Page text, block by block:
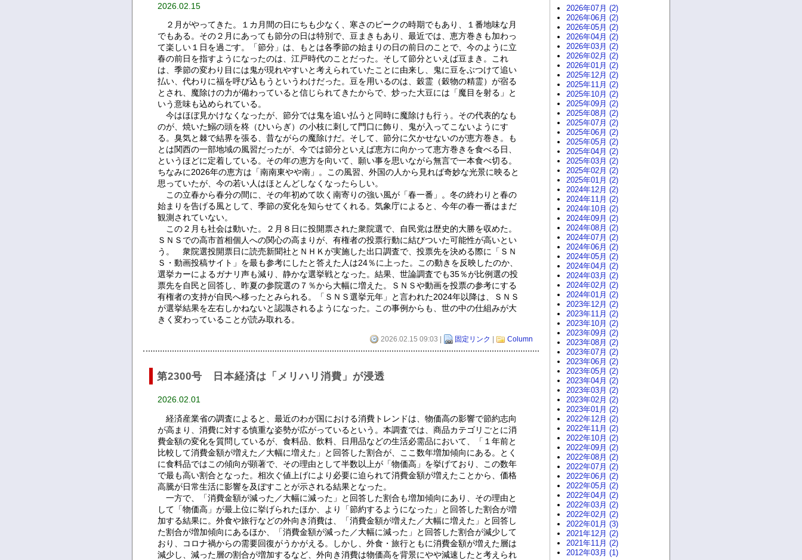
2026.02.15
２月がやってきた。１カ月間の日にちも少なく、寒さのピークの時期でもあり、１番地味な月
でもある。その２月にあっても節分の日は特別で、豆まきもあり、最近では、恵方巻きも加わっ
て楽しい１日を過ごす。「節分」は、もとは各季節の始まりの日の前日のことで、今のように立
春の前日を指すようになったのは、江戸時代のことだった。そして節分といえば豆まき。これ
は、季節の変わり目には鬼が現れやすいと考えられていたことに由来し、鬼に豆をぶつけて追い
払い、代わりに福を呼び込もうというわけだった。豆を用いるのは、穀霊（穀物の精霊）が宿る
とされ、魔除けの力が備わっていると信じられてきたからで、炒った大豆には「魔目を射る」と
いう意味も込められている。
今はほぼ見かけなくなったが、節分では鬼を追い払うと同時に魔除けも行ぅ。その代表的なも
のが、焼いた鰯の頭を柊（ひいらぎ）の小枝に刺して門口に飾り、鬼が入ってこないようにす
る。臭気と棘で結界を張る、昔ながらの魔除けだ。そして、節分に欠かせないのが恵方巻き。も
とは関西の一部地域の風習だったが、今では節分といえば恵方に向かって恵方巻きを食べる日、
というほどに定着している。その年の恵方を向いて、願い事を思いながら無言で一本食べ切る。
ちなみに2026年の恵方は「南南東やや南」。この風習、外国の人から見れば奇妙な光景に映ると
思っていたが、今の若い人はほとんどしなくなったらしい。
この立春から春分の間に、その年初めて吹く南寄りの強い風が「春一番」。冬の終わりと春の
始まりを告げる風として、季節の変化を知らせてくれる。気象庁によると、今年の春一番はまだ
観測されていない。
この２月も社会は動いた。２月８日に投開票された衆院選で、自民党は歴史的大勝を収めた。
ＳＮＳでの高市首相個人への関心の高まりが、有権者の投票行動に結びついた可能性が高いとい
う。 衆院選投開票日に読売新聞社とＮＨＫが実施した出口調査で、投票先を決める際に「ＳＮ
Ｓ・動画投稿サイト」を最も参考にしたと答えた人は24％に上った。この動きを反映したのか、
選挙カーによるガナリ声も減り、静かな選挙戦となった。結果、世論調査でも35％が比例選の投
票先を自民と回答し、昨夏の参院選の７％から大幅に増えた。ＳＮＳや動画を投票の参考にする
有権者の支持が自民へ移ったとみられる。「ＳＮＳ選挙元年」と言われた2024年以降は、ＳＮＳ
が選挙結果を左右しかねないと認識されるようになった。この事例からも、世の中の仕組みが大
きく変わっていることが読み取れる。
2026.02.15 09:03 | 固定リンク | Column
第2300号 日本経済は「メリハリ消費」が浸透
2026.02.01
経済産業省の調査によると、最近のわが国における消費トレンドは、物価高の影響で節約志向
が高まり、消費に対する慎重な姿勢が広がっているという。本調査では、商品カテゴリごとに消
費金額の変化を質問しているが、食料品、飲料、日用品などの生活必需品において、「１年前と
比較して消費金額が増えた／大幅に増えた」と回答した割合が、ここ数年増加傾向にある。とく
に食料品ではこの傾向が顕著で、その理由として半数以上が「物価高」を挙げており、この数年
で最も高い割合となった。相次ぐ値上げにより必要に迫られて消費金額が増えたことから、価格
高騰が日常生活に影響を及ぼすことが示される結果となった。
一方で、「消費金額が減った／大幅に減った」と回答した割合も増加傾向にあり、その理由と
して「物価高」が最上位に挙げられたほか、より「節約するようになった」と回答した割合が増
加する結果に。外食や旅行などの外向き消費は、「消費金額が増えた／大幅に増えた」と回答し
た割合が増加傾向にあるほか、「消費金額が減った／大幅に減った」と回答した割合が減少して
おり、コロナ禍からの需要回復がうかがえる。しかし、外食・旅行ともに消費金額が増えた層は
減少し、減った層の割合が増加するなど、外向き消費は物価高を背景にやや減速したと考えられ
2026年07月 (2)
2026年06月 (2)
2026年05月 (2)
2026年04月 (2)
2026年03月 (2)
2026年02月 (2)
2026年01月 (2)
2025年12月 (2)
2025年11月 (2)
2025年10月 (2)
2025年09月 (2)
2025年08月 (2)
2025年07月 (2)
2025年06月 (2)
2025年05月 (2)
2025年04月 (2)
2025年03月 (2)
2025年02月 (2)
2025年01月 (2)
2024年12月 (2)
2024年11月 (2)
2024年10月 (2)
2024年09月 (2)
2024年08月 (2)
2024年07月 (2)
2024年06月 (2)
2024年05月 (2)
2024年04月 (2)
2024年03月 (2)
2024年02月 (2)
2024年01月 (2)
2023年12月 (2)
2023年11月 (2)
2023年10月 (2)
2023年09月 (2)
2023年08月 (2)
2023年07月 (2)
2023年06月 (2)
2023年05月 (2)
2023年04月 (2)
2023年03月 (2)
2023年02月 (2)
2023年01月 (2)
2022年12月 (2)
2022年11月 (2)
2022年10月 (2)
2022年09月 (2)
2022年08月 (2)
2022年07月 (2)
2022年06月 (2)
2022年05月 (2)
2022年04月 (2)
2022年03月 (2)
2022年02月 (2)
2022年01月 (3)
2021年12月 (2)
2021年11月 (2)
2012年03月 (1)